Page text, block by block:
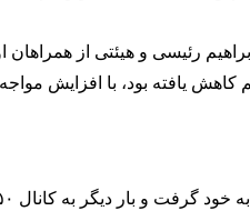
رئیسی و هیئتی از
و در محدوده ۵۷ تا ۵۸ هزار تومان قیمت‌گذاری شد.